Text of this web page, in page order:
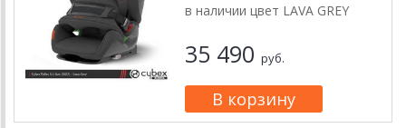
в наличии цвет LAVA GREY
35 490 руб.